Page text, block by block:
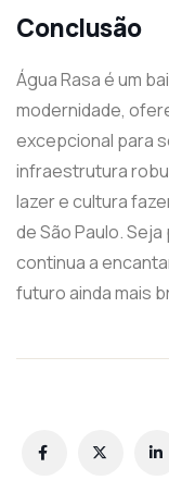
Conclusão
Água Rasa é um
modernidade,
excepcional para
infraestrutura
lazer e cultura
de São Paulo.
continua a
futuro ainda mais